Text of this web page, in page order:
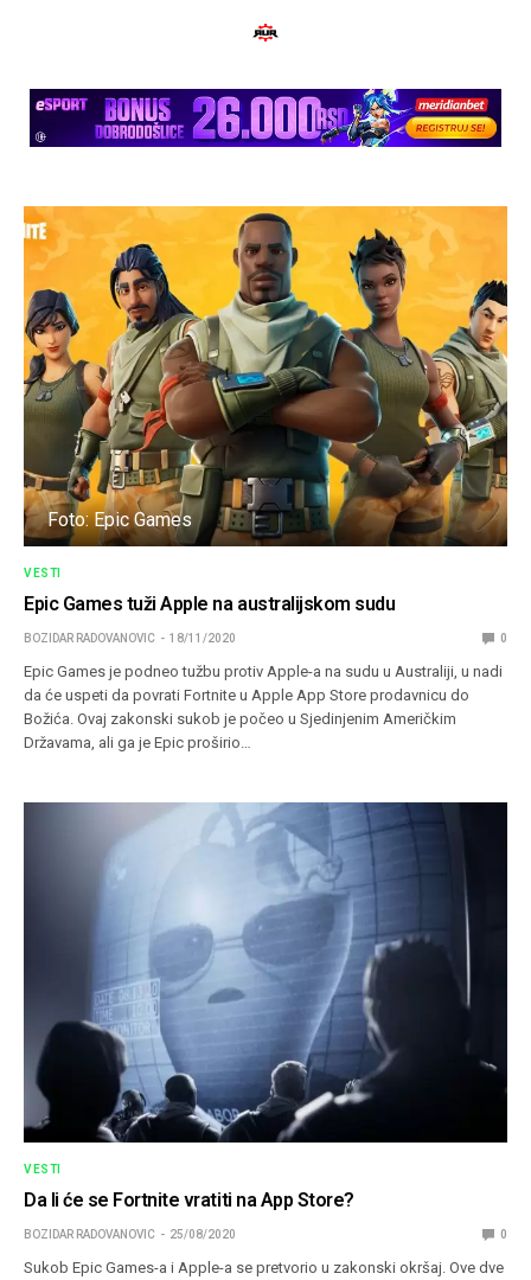
Foto: Epic Games
VESTI
Epic Games tuži Apple na australijskom sudu
BOZIDAR RADOVANOVIC 18/11/2020 0
Epic Games je podneo tužbu protiv Apple-a na sudu u Australiji, u nadi
da će uspeti da povrati Fortnite u Apple App Store prodavnicu do
Božića. Ovaj zakonski sukob je počeo u Sjedinjenim Američkim
Državama, ali ga je Epic proširio…
VESTI
Da li će se Fortnite vratiti na App Store?
BOZIDAR RADOVANOVIC 25/08/2020 0
Sukob Epic Games-a i Apple-a se pretvorio u zakonski okršaj. Ove dve